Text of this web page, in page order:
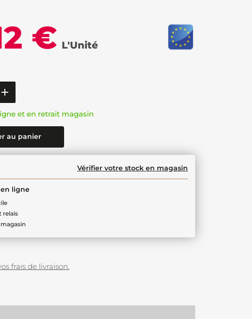
€ L'Unité
et en retrait magasin
au panier
Vérifier votre stock en magasin
ligne
relais
frais de livraison.